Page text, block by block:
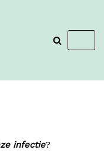
infectie?